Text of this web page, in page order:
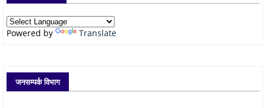
Powered by Translate
जनसम्पर्क विभाग